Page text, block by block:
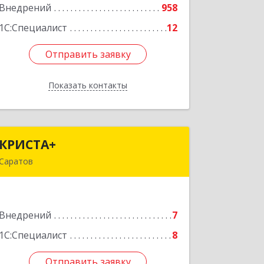
Внедрений
958
1С:Специалист
12
Отправить заявку
Показать контакты
Подробнее
Отправить заявку
Назад
КРИСТА+
Внедрений
7
1С:Специалист
8
Подробнее